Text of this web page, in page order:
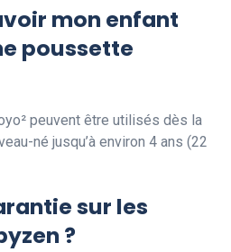
mon enfant
poussette
peuvent être utilisés dès la
né jusqu’à environ 4 ans (22
sur les
?